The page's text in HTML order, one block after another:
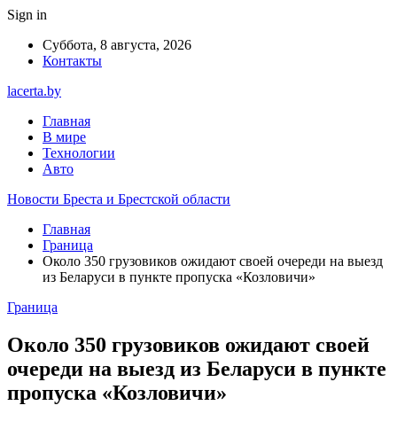
Sign in
Суббота, 8 августа, 2026
Контакты
lacerta.by
Главная
В мире
Технологии
Авто
Новости Бреста и Брестской области
Главная
Граница
Около 350 грузовиков ожидают своей очереди на выезд
из Беларуси в пункте пропуска «Козловичи»
Граница
Около 350 грузовиков ожидают своей
очереди на выезд из Беларуси в пункте
пропуска «Козловичи»